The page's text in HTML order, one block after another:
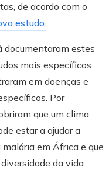
de acordo com o
estudo.
documentaram estes
mais específicos
em doenças e
Por
que um clima
estar a ajudar a
em África e que
da vida